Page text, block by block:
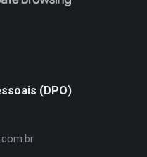
(DPO)